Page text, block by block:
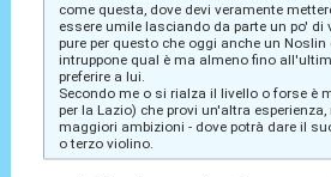
come questa, dove devi veramente
essere umile lasciando da parte un po' di
pure per questo che oggi anche un
intruppone qual è ma almeno fino
preferire a lui.
Secondo me o si rialza il livello o forse è
per la Lazio) che provi un'altra
maggiori ambizioni - dove potrà dare il
o terzo violino.